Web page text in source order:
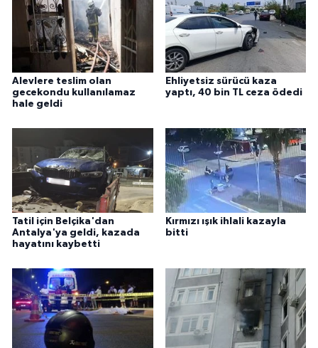
Alevlere teslim olan
gecekondu kullanılamaz
hale geldi
Ehliyetsiz sürücü kaza
yaptı, 40 bin TL ceza ödedi
Tatil için Belçika'dan
Antalya'ya geldi, kazada
hayatını kaybetti
Kırmızı ışık ihlali kazayla
bitti